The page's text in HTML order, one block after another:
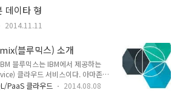
성이 되어 있다.먼저 주요 노드인
대해서 알아보자, Nimbus와
나..
데이타 형
2014.11.11
블루믹스) 소개
블루믹스는 IBM에서 제공하는
클라우드 서비스이다. 아마존과
는 IaaS(Infra as a service)라면, 블
PaaS 클라우드 2014.08.08